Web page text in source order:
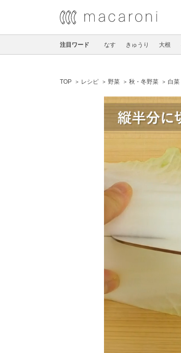
注目ワード なす きゅうり 大根
TOP レシピ 野菜 秋・冬野菜 白菜